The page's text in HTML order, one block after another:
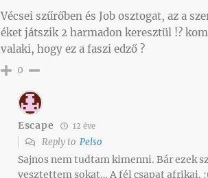
Vécsei szűrőben és Job osztogat, az a
éket játszik 2 harmadon keresztül !?
valaki, hogy ez a faszi edző ?
0
Escape 12 éve
Reply to Pelso
Sajnos nem tudtam kimenni. Bár ezek
vesztettem sokat… A fél csapat afrikai.